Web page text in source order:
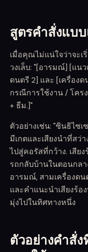
สูตรคำสั่งแบ
เมื่อคุณไม่แน่ใจว่าจะ
วงเล็บ: "[อารมณ์] [แนว
ดนตรี 2] และ [เครื่อง
กรณีการใช้งาน / โคร
+ ธีม.]"
ตัวอย่างเช่น: "ซินธิไซ
มีเกตและเสียงนำที่สว่
ไปสู่คอรัสที่กว้าง. เสีย
รถกลับบ้านในตอนกล
อารมณ์, สามเครื่องดน
และคำแนะนำเสียงร้อ
มุ่งไปในทิศทางหนึ่ง
ตัวอย่างคำสั่